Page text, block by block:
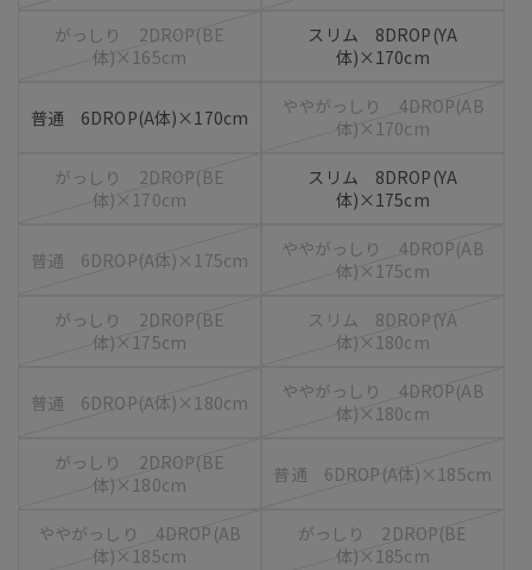
がっしり 2DROP(BE
体)×165cm
スリム 8DROP(YA
体)×170cm
普通 6DROP(A体)×170cm
ややがっしり 4DROP(AB
体)×170cm
がっしり 2DROP(BE
体)×170cm
スリム 8DROP(YA
体)×175cm
普通 6DROP(A体)×175cm
ややがっしり 4DROP(AB
体)×175cm
がっしり 2DROP(BE
体)×175cm
スリム 8DROP(YA
体)×180cm
普通 6DROP(A体)×180cm
ややがっしり 4DROP(AB
体)×180cm
がっしり 2DROP(BE
体)×180cm
普通 6DROP(A体)×185cm
ややがっしり 4DROP(AB
体)×185cm
がっしり 2DROP(BE
体)×185cm